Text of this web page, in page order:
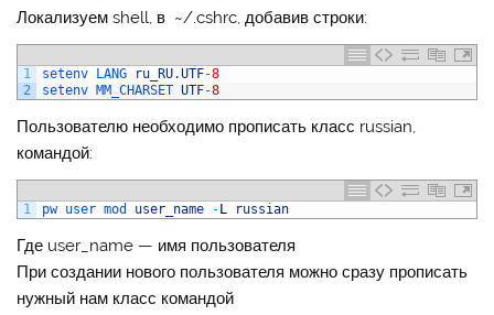
Локализуем shell, в ~/.cshrc, добавив строки:
1
2
setenv LANG ru_RU.UTF-8
setenv MM_CHARSET UTF-8
Пользователю необходимо прописать класс russian,
командой:
1 pw user mod user_name - L russian
Где user_name — имя пользователя
При создании нового пользователя можно сразу прописать
нужный нам класс командой